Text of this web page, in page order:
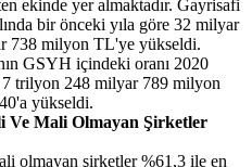
ekinde yer almaktadır. Gayrisafi
bir önceki yıla göre 32 milyar
738 milyon TL'ye yükseldi.
GSYH içindeki oranı 2020
7 trilyon 248 milyar 789 milyon
yükseldi.
Ve Mali Olmayan Şirketler
olmayan şirketler %61,3 ile en